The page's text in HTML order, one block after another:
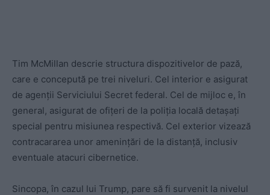
Tim McMillan descrie structura dispozitivelor de pază,
care e concepută pe trei niveluri. Cel interior e asigurat
de agenții Serviciului Secret federal. Cel de mijloc e, în
general, asigurat de ofițeri de la poliția locală detașați
special pentru misiunea respectivă. Cel exterior vizează
contracararea unor amenințări de la distanță, inclusiv
eventuale atacuri cibernetice.
Sincopa, în cazul lui Trump, pare să fi survenit la nivelul